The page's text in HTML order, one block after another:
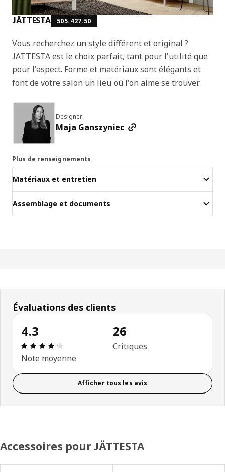
JÄTTESTA 505.427.50
Vous recherchez un style différent et original ?
JÄTTESTA est le choix parfait, tant pour l'utilité que
pour l'aspect. Forme et matériaux sont élégants et
font de votre salon un lieu où l'on aime se trouver.
Designer
Maja Ganszyniec
Plus de renseignements
Matériaux et entretien
Assemblage et documents
Évaluations des clients
4.3
Avis: 4.3 sur 5 étoiles. Nombre total d'avis: 26
Note moyenne
26
Critiques
Afficher tous les avis
Accessoires pour JÄTTESTA